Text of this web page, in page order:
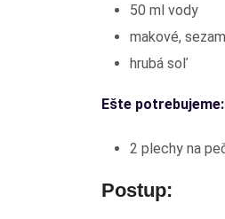
50 ml vody
makové,
hrubá soľ
Ešte potrebujeme:
2 plechy na
Postup: